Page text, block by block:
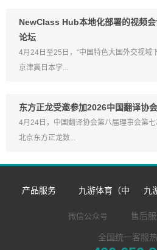
NewClass Hub本地化部署的视频
论坛
4月24日至25日，“中国特色大国外交视域
京津冀日本学...
东方正龙受邀参加2026中国翻译协
4月24日，中国翻译协会第八届理事会第七
北京东方正龙数...
产品服务
数字语言学习系
九游体育（中
国）官方网站-九
游 sports
九
国
微信公众号 售后
全国统一客服热